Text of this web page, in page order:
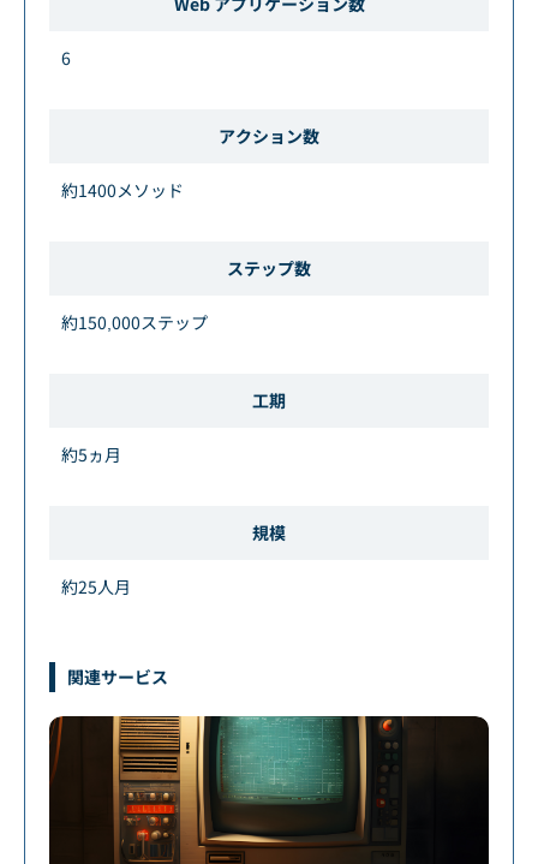
6
アクション数
約1400メソッド
ステップ数
約150,000ステップ
工期
約5ヵ月
規模
約25人月
関連サービス